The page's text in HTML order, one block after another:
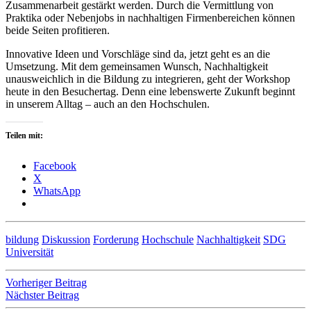
Zusammenarbeit gestärkt werden. Durch die Vermittlung von
Praktika oder Nebenjobs in nachhaltigen Firmenbereichen können
beide Seiten profitieren.
Innovative Ideen und Vorschläge sind da, jetzt geht es an die
Umsetzung. Mit dem gemeinsamen Wunsch, Nachhaltigkeit
unausweichlich in die Bildung zu integrieren, geht der Workshop
heute in den Besuchertag. Denn eine lebenswerte Zukunft beginnt
in unserem Alltag – auch an den Hochschulen.
Teilen mit:
Facebook
X
WhatsApp
bildung Diskussion Forderung Hochschule Nachhaltigkeit SDG
Universität
Beitragsnavigation
Vorheriger Beitrag
Nächster Beitrag